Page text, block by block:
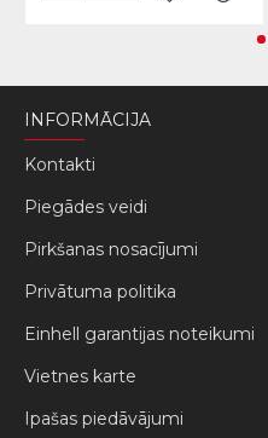
INFORMĀCIJA
Kontakti
Piegādes veidi
Pirkšanas nosacījumi
Privātuma politika
Einhell garantijas noteikumi
Vietnes karte
Ipašas piedāvājumi